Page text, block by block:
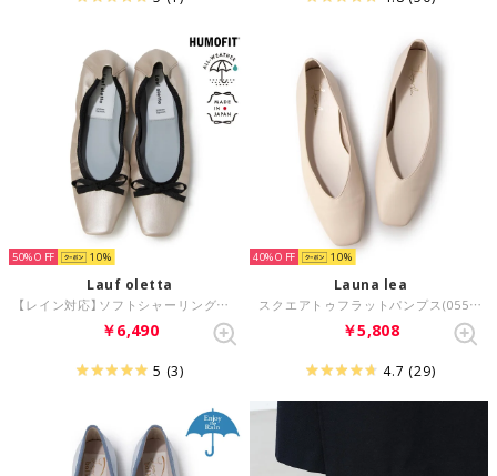
50% 10
Lauf oletta
【レイン対応】ソフトシャーリングバレエ(LRH109) （PLATINUM）
￥6,490
5 (3)
40% 10
Launa lea
スクエアトゥフラットパンプス(0558) （アイボリー）
￥5,808
4.7 (29)